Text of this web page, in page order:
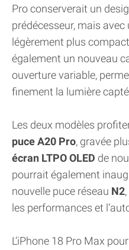
Pro conserverait un
prédécesseur, mais
légèrement plus
également un nouveau
ouverture variable,
finement la lumière
Les deux modèles
puce A20 Pro, gravée
écran LTPO OLED de
pourrait également
nouvelle puce réseau N2
les performances et
L’iPhone 18 Pro Max